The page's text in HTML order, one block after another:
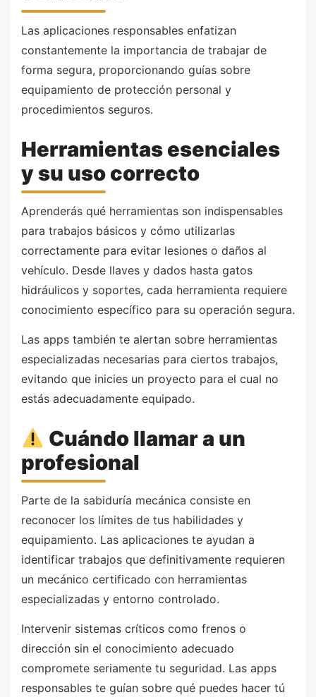
Las aplicaciones responsables enfatizan
constantemente la importancia de trabajar de
forma segura, proporcionando guías sobre
equipamiento de protección personal y
procedimientos seguros.
Herramientas esenciales
y su uso correcto
Aprenderás qué herramientas son indispensables
para trabajos básicos y cómo utilizarlas
correctamente para evitar lesiones o daños al
vehículo. Desde llaves y dados hasta gatos
hidráulicos y soportes, cada herramienta requiere
conocimiento específico para su operación segura.
Las apps también te alertan sobre herramientas
especializadas necesarias para ciertos trabajos,
evitando que inicies un proyecto para el cual no
estás adecuadamente equipado.
Cuándo llamar a un
profesional
Parte de la sabiduría mecánica consiste en
reconocer los límites de tus habilidades y
equipamiento. Las aplicaciones te ayudan a
identificar trabajos que definitivamente requieren
un mecánico certificado con herramientas
especializadas y entorno controlado.
Intervenir sistemas críticos como frenos o
dirección sin el conocimiento adecuado
compromete seriamente tu seguridad. Las apps
responsables te guían sobre qué puedes hacer tú